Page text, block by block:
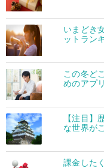
いまどき
ットラン
この冬ど
めのアプ
【注目】
な世界が
課金した